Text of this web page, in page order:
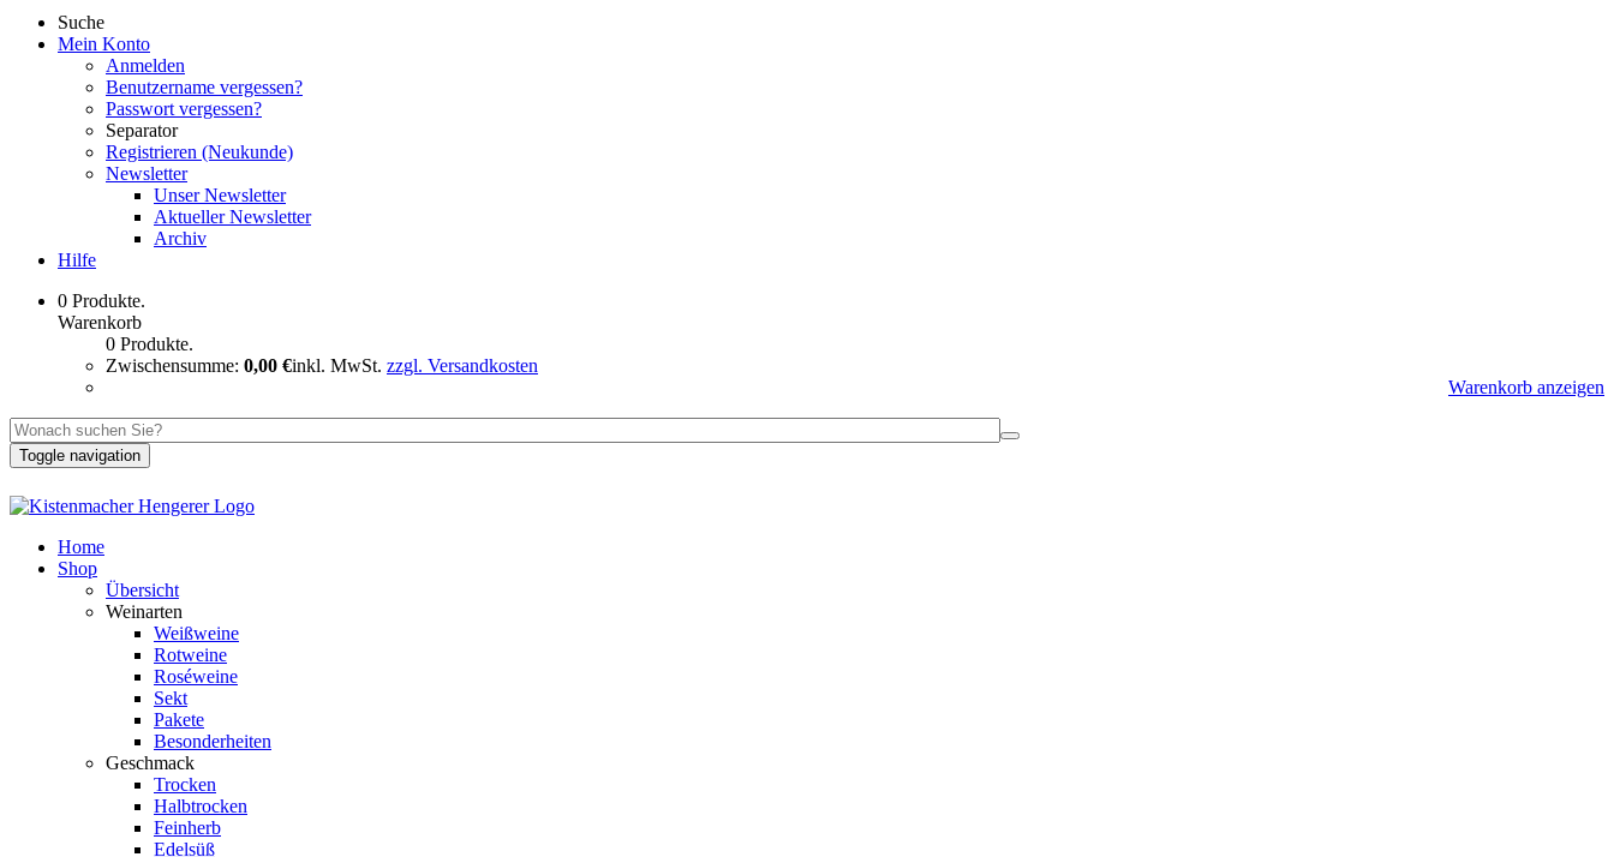
Suche
Mein Konto
Anmelden
Benutzername vergessen?
Passwort vergessen?
Separator
Registrieren (Neukunde)
Newsletter
Unser Newsletter
Aktueller Newsletter
Archiv
Hilfe
0 Produkte.
Warenkorb
0 Produkte.
Zwischensumme: 0,00 €inkl. MwSt. zzgl. Versandkosten
Warenkorb anzeigen
Toggle navigation
Home
Shop
Übersicht
Weinarten
Weißweine
Rotweine
Roséweine
Sekt
Pakete
Besonderheiten
Geschmack
Trocken
Halbtrocken
Feinherb
Edelsüß